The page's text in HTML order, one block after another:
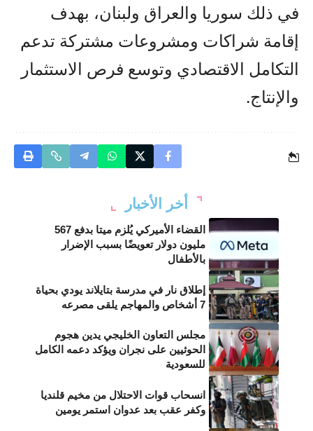
في ذلك سوريا والعراق ولبنان، بهدف
إقامة شراكات ومشروعات مشتركة تدعم
التكامل الاقتصادي وتوسع فرص الاستثمار
والإنتاج.
أخر الأخبار
القضاء الأميركي يُلزم ميتا بدفع 567
مليون دولار تعويضًا بسبب الإضرار
بالأطفال
إطلاق نار في مدرسة بتايلاند يودي بحياة
7 أشخاص والمهاجم يلقى مصرعه
مجلس التعاون الخليجي يدين هجوم
الحوثيين على نجران ويؤكد دعمه الكامل
للسعودية
انسحاب قوات الاحتلال من مخيم قلنديا
وكفر عقب بعد عدوان استمر يومين